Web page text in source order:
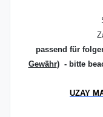
passend für
Gewähr) - bitte
UZAY